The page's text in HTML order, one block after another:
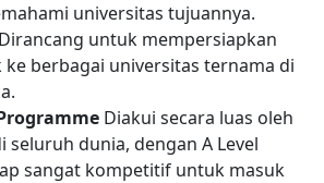
universitas tujuannya.
Dirancang untuk mempersiapkan
ke berbagai universitas ternama di
Diakui secara luas oleh
seluruh dunia, dengan A Level
sangat kompetitif untuk masuk